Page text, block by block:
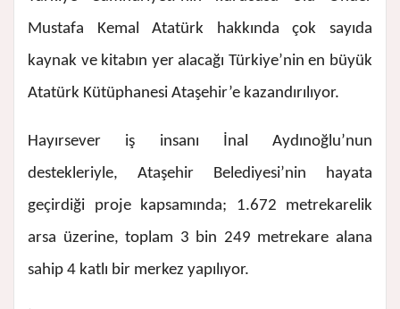
Mustafa Kemal Atatürk hakkında çok sayıda
kaynak ve kitabın yer alacağı Türkiye’nin en büyük
Atatürk Kütüphanesi Ataşehir’e kazandırılıyor.
Hayırsever iş insanı İnal Aydınoğlu’nun
destekleriyle, Ataşehir Belediyesi’nin hayata
geçirdiği proje kapsamında; 1.672 metrekarelik
arsa üzerine, toplam 3 bin 249 metrekare alana
sahip 4 katlı bir merkez yapılıyor.